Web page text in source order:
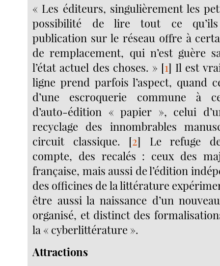
« Les éditeurs, singulièrement les
possibilité de lire tout ce
publication sur le réseau offre à
de remplacement, qui n’est guère
l’état actuel des choses. » [1] Il est
ligne prend parfois l’aspect, quand
d’une escroquerie commune à
d’auto-édition « papier », celui
recyclage des innombrables
circuit classique. [2] Le refuge
compte, des recalés : ceux des
française, mais aussi de l’édition
des officines de la littérature
être aussi la naissance d’un
organisé, et distinct des
la « cyberlittérature ».
Attractions